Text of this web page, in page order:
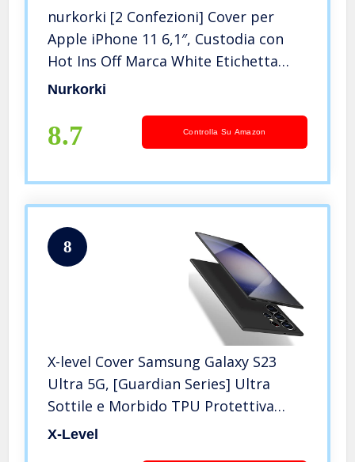
nurkorki [2 Confezioni] Cover per
Apple iPhone 11 6,1″, Custodia con
Hot Ins Off Marca White Etichetta
Pattern Design Morbido Silicone
Cover
Nurkorki
8.7 Controlla Su Amazon
8
X-level Cover Samsung Galaxy S23
Ultra 5G, [Guardian Series] Ultra
Sottile e Morbido TPU Protettiva
Custodia Silicone Rubber Protezione
X-Level